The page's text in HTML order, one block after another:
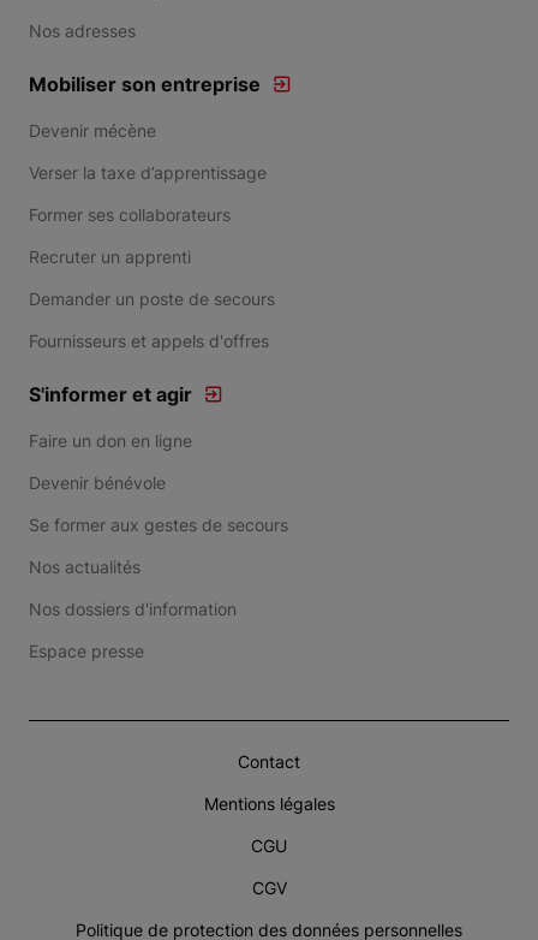
Nos adresses
Mobiliser son entreprise
Devenir mécène
Verser la taxe d’apprentissage
Former ses collaborateurs
Recruter un apprenti
Demander un poste de secours
Fournisseurs et appels d'offres
S'informer et agir
Faire un don en ligne
Devenir bénévole
Se former aux gestes de secours
Nos actualités
Nos dossiers d'information
Espace presse
Contact
Mentions légales
CGU
CGV
Politique de protection des données personnelles